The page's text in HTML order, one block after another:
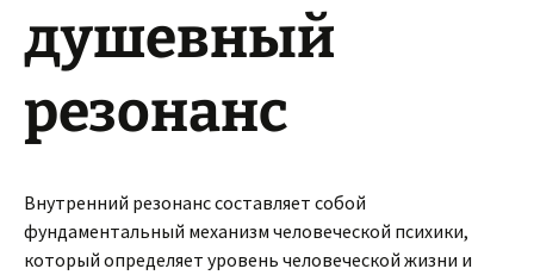
душевный
резонанс
Внутренний резонанс составляет собой
фундаментальный механизм человеческой психики,
который определяет уровень человеческой жизни и